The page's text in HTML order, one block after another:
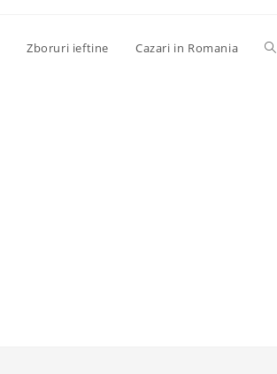
Zboruri ieftine Cazari in Romania